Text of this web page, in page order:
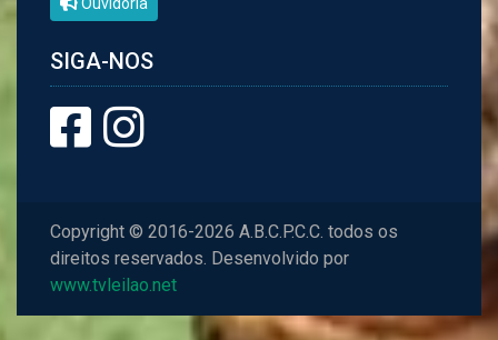
SIGA-NOS
Copyright © 2016-2026 A.B.C.P.C.C. todos os
direitos reservados. Desenvolvido por
www.tvleilao.net